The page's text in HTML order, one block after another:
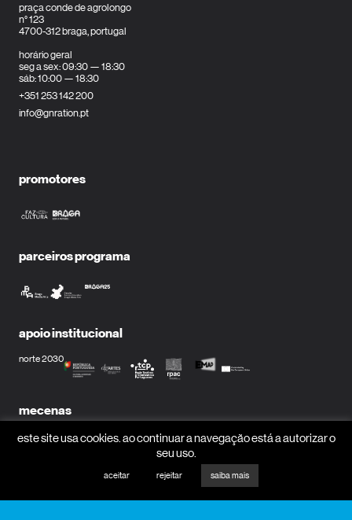
praça conde de agrolongo
n° 123
4700-312 braga, portugal
horário geral
seg a sex: 09:30 — 18:30
sáb: 10:00 — 18:30
+351 253 142 200
info@gnration.pt
promotores
parceiros programa
apoio institucional
norte 2030
mecenas
este site usa cookies. ao continuar a navegação está a autorizar o
seu uso.
aceitar rejeitar saiba mais